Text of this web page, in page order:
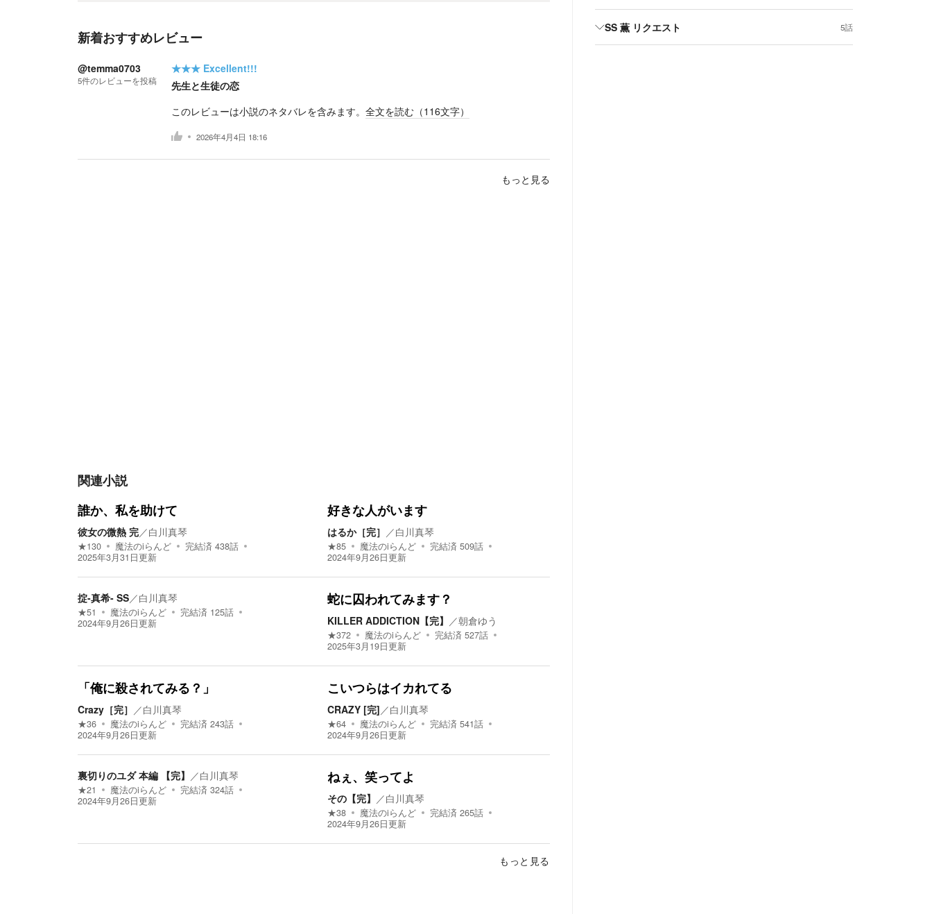
新着おすすめレビュー
@temma0703
5件のレビューを投稿
★★★ Excellent!!!
先生と生徒の恋
このレビューは小説のネタバレを含みます。 全文を読む（116文字）
2026年4月4日 18:16
もっと見る
関連小説
誰か、私を助けて
彼女の微熱 完／白川真琴
★130 魔法のiらんど 完結済 438話
2025年3月31日更新
好きな人がいます
はるか［完］ ／白川真琴
★85 魔法のiらんど 完結済 509話
2024年9月26日更新
掟-真希- SS／白川真琴
★51 魔法のiらんど 完結済 125話
2024年9月26日更新
蛇に囚われてみます？
KILLER ADDICTION【完】 ／朝倉ゆう
★372 魔法のiらんど 完結済 527話
2025年3月19日更新
「俺に殺されてみる？」
Crazy［完］ ／白川真琴
★36 魔法のiらんど 完結済 243話
2024年9月26日更新
こいつらはイカれてる
CRAZY [完]／白川真琴
★64 魔法のiらんど 完結済 541話
2024年9月26日更新
裏切りのユダ 本編 【完】 ／白川真琴
★21 魔法のiらんど 完結済 324話
2024年9月26日更新
ねぇ、笑ってよ
その【完】 ／白川真琴
★38 魔法のiらんど 完結済 265話
2024年9月26日更新
もっと見る
SS 薫 リクエスト 5話